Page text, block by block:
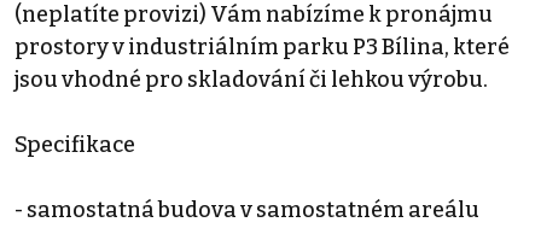
(neplatíte provizi) Vám nabízíme k pronájmu
prostory v industriálním parku P3 Bílina, které
jsou vhodné pro skladování či lehkou výrobu.
Specifikace
- samostatná budova v samostatném areálu